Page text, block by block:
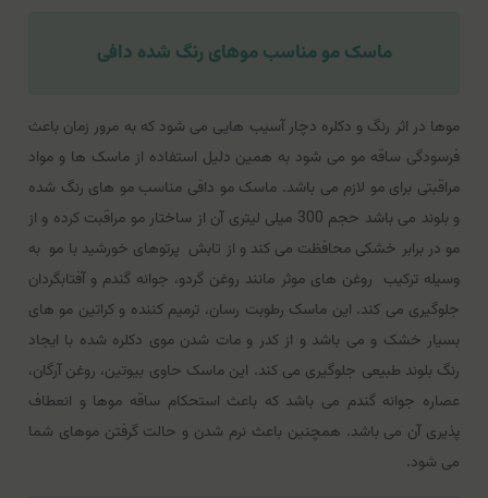
ماسک مو مناسب موهای رنگ شده دافی
موها در اثر رنگ و دکلره دچار آسیب هایی می شود که به مرور زمان باعث
فرسودگی ساقه مو می شود به همین دلیل استفاده از ماسک ها و مواد
مراقبتی برای مو لازم می باشد. ماسک مو دافی مناسب مو های رنگ شده
و بلوند می باشد حجم 300 میلی لیتری آن از ساختار مو مراقبت کرده و از
مو در برابر خشکی محافظت می کند و از تابش پرتوهای خورشید با مو به
وسیله ترکیب روغن ‌های موثر مانند روغن گردو، جوانه گندم و آفتابگردان
جلوگیری می کند. این ماسک رطوبت ‌رسان، ترمیم کننده و کراتین مو های
بسیار خشک و می باشد و از کدر و مات شدن موی دکلره شده با ایجاد
رنگ بلوند طبیعی جلوگیری می کند. این ماسک حاوی بیوتین، روغن آرگان،
عصاره جوانه گندم می باشد که باعث استحکام ساقه موها و انعطاف
پذیری آن می باشد. همچنین باعث نرم شدن و حالت گرفتن موهای شما
می شود.